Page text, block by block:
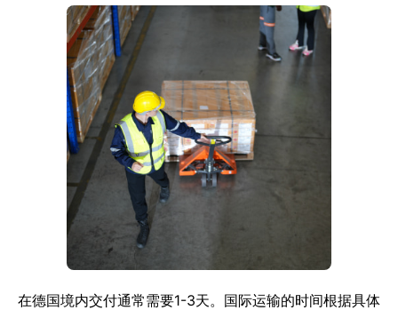
在德国境内交付通常需要1-3天。国际运输的时间根据具体